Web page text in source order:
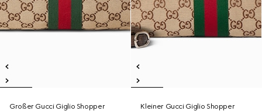
Großer Gucci Giglio Shopper
Kleiner Gucci Giglio Shopper